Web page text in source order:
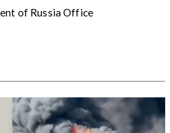
of Russia Office